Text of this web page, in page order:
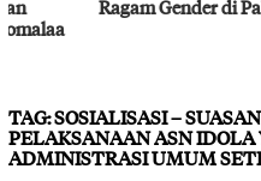
Ragam Gender di Palu
TAG:SOSIALISASI –
PELAKSANAAN ASN
ADMINISTRASI UMUM